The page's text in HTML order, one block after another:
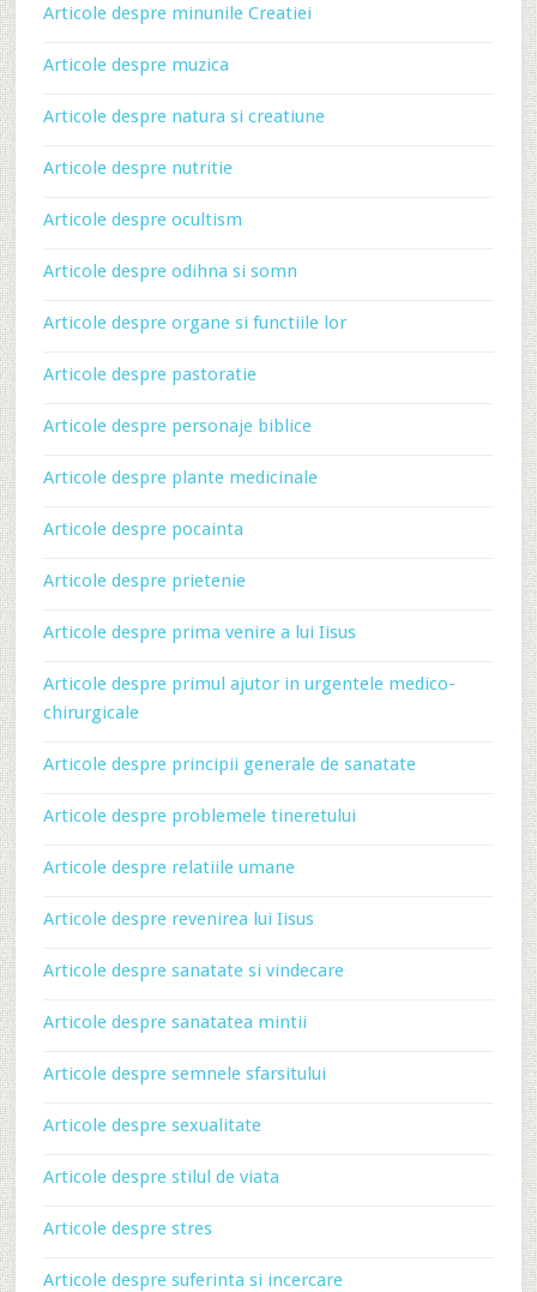
Articole despre minunile Creatiei
Articole despre muzica
Articole despre natura si creatiune
Articole despre nutritie
Articole despre ocultism
Articole despre odihna si somn
Articole despre organe si functiile lor
Articole despre pastoratie
Articole despre personaje biblice
Articole despre plante medicinale
Articole despre pocainta
Articole despre prietenie
Articole despre prima venire a lui Iisus
Articole despre primul ajutor in urgentele medico-
chirurgicale
Articole despre principii generale de sanatate
Articole despre problemele tineretului
Articole despre relatiile umane
Articole despre revenirea lui Iisus
Articole despre sanatate si vindecare
Articole despre sanatatea mintii
Articole despre semnele sfarsitului
Articole despre sexualitate
Articole despre stilul de viata
Articole despre stres
Articole despre suferinta si incercare